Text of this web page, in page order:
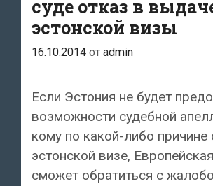
суде отказ в
эстонской визы
16.10.2014 от admin
Если Эстония не будет
возможности судебной
кому по какой-либо причине
эстонской визе,
сможет обратиться с